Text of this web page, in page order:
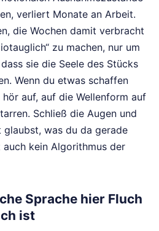
verliert Monate an Arbeit.
die Wochen damit verbracht
zu machen, nur um
sie die Seele des Stücks
Wenn du etwas schaffen
auf, auf die Wellenform auf
Schließ die Augen und
was du da gerade
kein Algorithmus der
Sprache hier Fluch
ist